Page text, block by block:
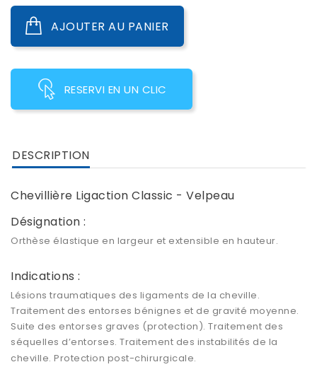
AJOUTER AU PANIER
RESERVI EN UN CLIC
DESCRIPTION
Chevillière Ligaction Classic - Velpeau
Désignation :
Orthèse élastique en largeur et extensible en hauteur.
Indications :
Lésions traumatiques des ligaments de la cheville.
Traitement des entorses bénignes et de gravité moyenne.
Suite des entorses graves (protection). Traitement des
séquelles d’entorses. Traitement des instabilités de la
cheville. Protection post-chirurgicale.